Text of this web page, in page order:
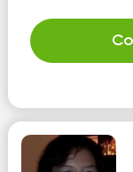
adultos. Mi
trabajo
tenga el o los